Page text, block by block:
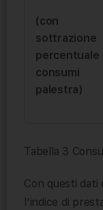
(con
sottrazione
percentuale
consumi
palestra)
Tabella 3
Con questi
l’indice di